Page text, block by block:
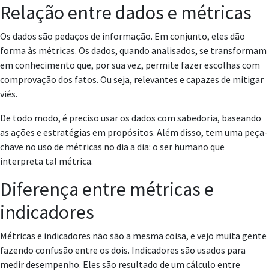
Relação entre dados e métricas
Os dados são pedaços de informação. Em conjunto, eles dão
forma às métricas. Os dados, quando analisados, se transformam
em conhecimento que, por sua vez, permite fazer escolhas com
comprovação dos fatos. Ou seja, relevantes e capazes de mitigar
viés.
De todo modo, é preciso usar os dados com sabedoria, baseando
as ações e estratégias em propósitos. Além disso, tem uma peça-
chave no uso de métricas no dia a dia: o ser humano que
interpreta tal métrica.
Diferença entre métricas e
indicadores
Métricas e indicadores não são a mesma coisa, e vejo muita gente
fazendo confusão entre os dois. Indicadores são usados para
medir desempenho. Eles são resultado de um cálculo entre